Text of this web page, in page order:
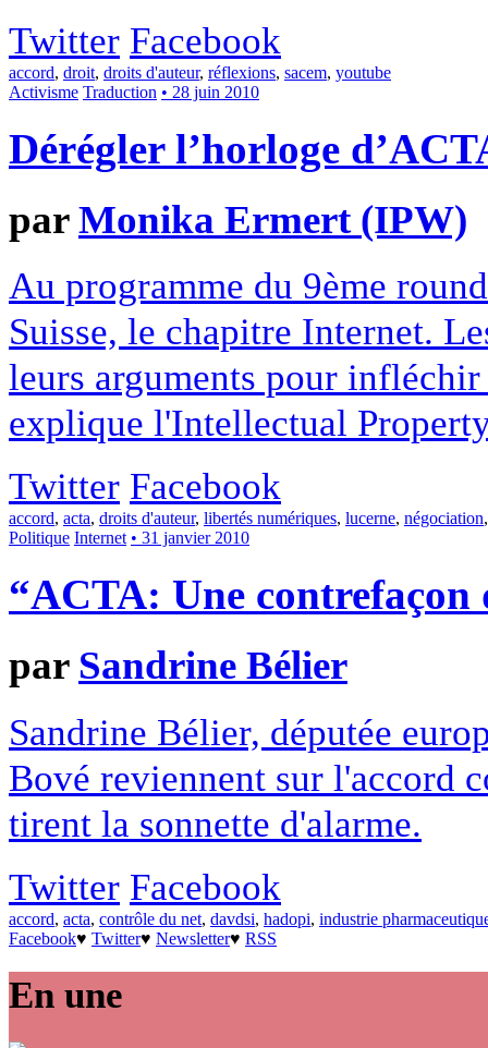
Twitter Facebook
accord, droit, droits d'auteur, réflexions, sacem, youtube
Activisme Traduction • 28 juin 2010
Dérégler l’horloge
parMonika Ermert (IPW)
Au programme du 9ème
Suisse, le chapitre Internet.
leurs arguments pour
explique l'Intellectual
Twitter Facebook
accord, acta, droits d'auteur, libertés numériques, lucerne, négociation
Politique Internet • 31 janvier 2010
“ACTA: Une contrefaçon
par Sandrine Bélier
Sandrine Bélier, députée
Bové reviennent sur l'accord
tirent la sonnette d'alarme.
Twitter Facebook
accord, acta, contrôle du net, davdsi, hadopi, industrie
Facebook♥ Twitter♥ Newsletter♥ RSS
En une